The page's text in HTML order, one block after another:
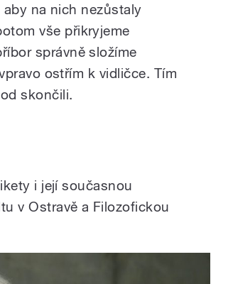
na nich nezůstaly
vše přikryjeme
správně složíme
ostřím k vidličce. Tím
skončili.
i její současnou
v Ostravě a Filozofickou